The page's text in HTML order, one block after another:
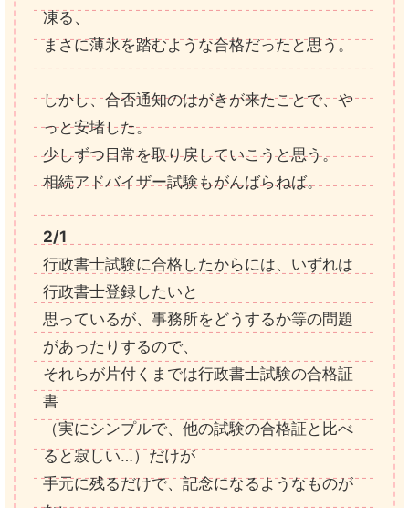
凍る、
まさに薄氷を踏むような合格だったと思う。
しかし、合否通知のはがきが来たことで、や
っと安堵した。
少しずつ日常を取り戻していこうと思う。
相続アドバイザー試験もがんばらねば。
2/1
行政書士試験に合格したからには、いずれは
行政書士登録したいと
思っているが、事務所をどうするか等の問題
があったりするので、
それらが片付くまでは行政書士試験の合格証
書
（実にシンプルで、他の試験の合格証と比べ
ると寂しい…）だけが
手元に残るだけで、記念になるようなものが